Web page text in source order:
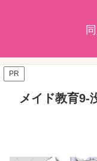
PR
メイド教育9-